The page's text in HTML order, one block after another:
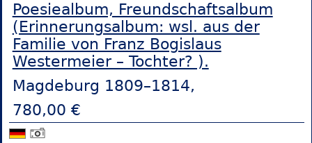
Poesiealbum, Freundschaftsalbum
(Erinnerungsalbum: wsl. aus der
Familie von Franz Bogislaus
Westermeier – Tochter? ).
Magdeburg 1809–1814,
780,00 €